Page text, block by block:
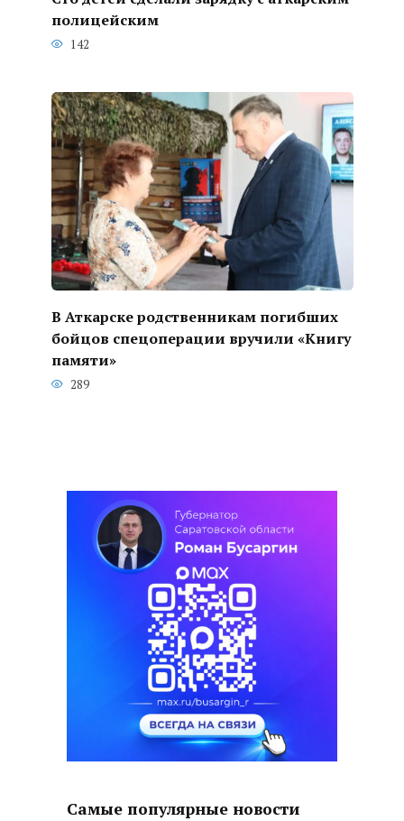
полицейским
142
В Аткарске родственникам погибших
бойцов спецоперации вручили «Книгу
памяти»
289
Самые популярные новости